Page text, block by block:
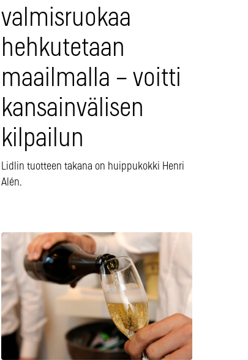
valmisruokaa
hehkutetaan
maailmalla – voitti
kansainvälisen
kilpailun
Lidlin tuotteen takana on huippukokki Henri
Alén.